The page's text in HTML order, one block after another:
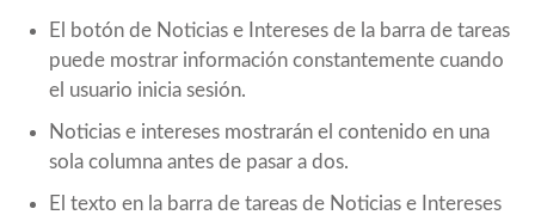
El botón de Noticias e Intereses de la barra de tareas
puede mostrar información constantemente cuando
el usuario inicia sesión.
Noticias e intereses mostrarán el contenido en una
sola columna antes de pasar a dos.
El texto en la barra de tareas de Noticias e Intereses